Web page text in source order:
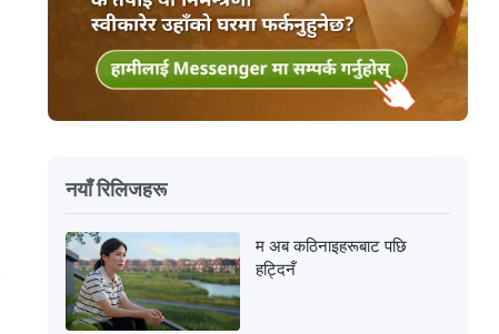
नयाँ रिलिजहरू
म अब कठिनाइहरूबाट पछि
हट्दिनँ